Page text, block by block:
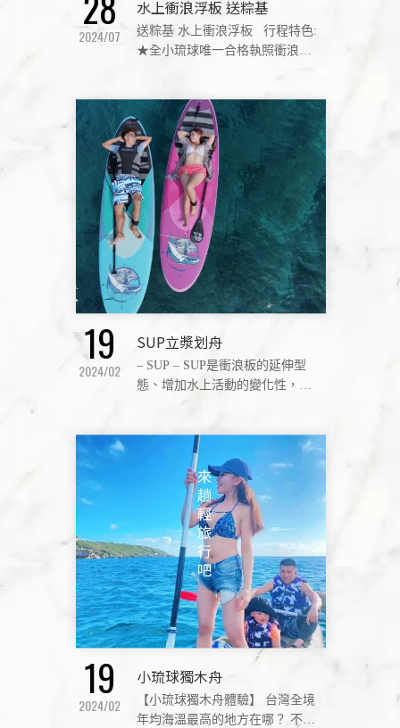
2024/07
水上衝浪浮板 送粽基
送粽基 水上衝浪浮板 行程特色:
★全小琉球唯一合格執照衝浪浮
合全家大小一起體驗！ ★尋找海
龜之旅 與你目睹每一刻
19
2024/02
SUP立漿划舟
– SUP – SUP是衝浪板的延伸型
態、增加水上活動的變化性，讓
站在水上不再只是衝浪客追浪的
的地方都能夠從事SUP這項活動。
SUP是一項全身
19
2024/02
小琉球獨木舟
【小琉球獨木舟體驗】 台灣全境
年均海溫最高的地方在哪？ 不是